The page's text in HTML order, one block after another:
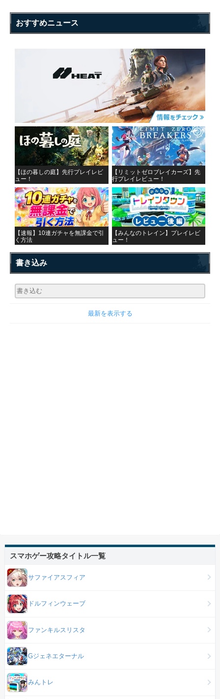
おすすめニュース
【ほの暮しの庭】先行プレイレビ
ュー！
【リミットゼロブレイカーズ】先
行プレイレビュー！
【速報】10連ガチャを無課金で引
く方法
【みんなのトレイン】プレイレビ
ュー！
書き込み
最新を表示する
スマホゲー攻略タイトル一覧
サファイアスフィア
ドルフィンウェーブ
ファンキルスリスタ
Gジェネエターナル
みんトレ